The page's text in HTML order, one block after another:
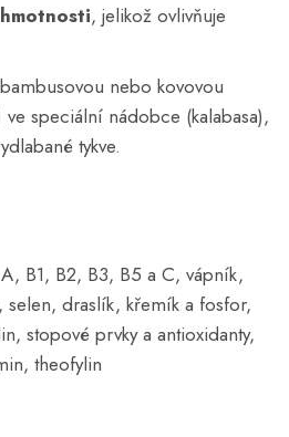
, jelikož ovlivňuje
nebo kovovou
speciální nádobce (kalabasa),
tykve.
B1, B2, B3, B5 a C, vápník,
draslík, křemík a fosfor,
stopové prvky a antioxidanty,
theofylin